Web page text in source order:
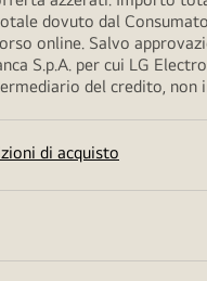
dovuto dal
online. Salvo
S.p.A. per cui LG
del credito, non
di acquisto